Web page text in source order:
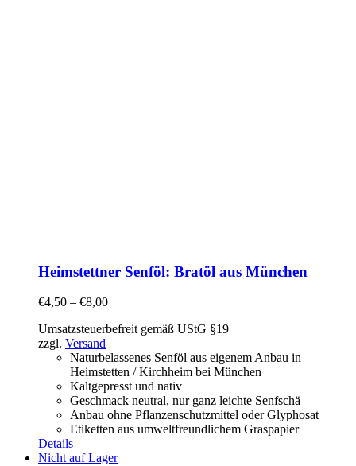
Heimstettner Senföl: Bratöl aus München
€4,50 – €8,00
Umsatzsteuerbefreit gemäß UStG §19
zzgl. Versand
Naturbelassenes Senföl aus eigenem Anbau in
Heimstetten / Kirchheim bei München
Kaltgepresst und nativ
Geschmack neutral, nur ganz leichte Senfschä
Anbau ohne Pflanzenschutzmittel oder Glyphosat
Etiketten aus umweltfreundlichem Graspapier
Details
Nicht auf Lager